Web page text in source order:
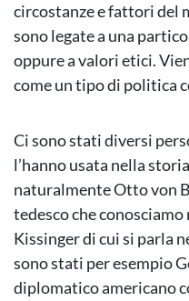
circostanze e fattori del
sono legate a una
oppure a valori etici.
come un tipo di politica
Ci sono stati diversi
l’hanno usata nella
naturalmente Otto von
tedesco che
Kissinger di cui si parla
sono stati per esempio
diplomatico americano